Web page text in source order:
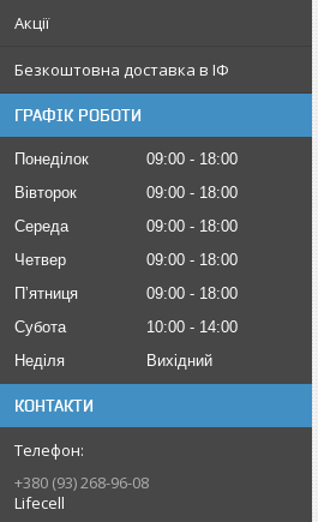
Акції
Безкоштовна доставка в ІФ
ГРАФІК РОБОТИ
Понеділок 09:00
18:00
Вівторок
09:00
18:00
Середа
09:00
18:00
Четвер
09:00
18:00
Пʼятниця
09:00
18:00
Субота
10:00
14:00
Неділя
Вихідний
КОНТАКТИ
+380 (93) 268-96-08
Lifecell